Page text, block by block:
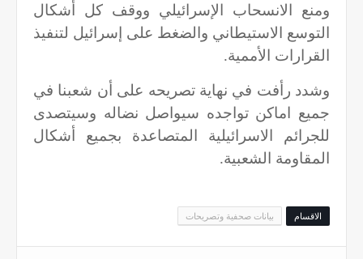
ومنع الانسحاب الإسرائيلي ووقف كل أشكال
التوسع الاستيطاني والضغط على إسرائيل لتنفيذ
القرارات الأممية.
وشدد رأفت في نهاية تصريحه على أن شعبنا في
جميع اماكن تواجده سيواصل نضاله وسيتصدى
للجرائم الاسرائيلية المتصاعدة بجميع أشكال
المقاومة الشعبية.
الاقسام بيانات صحفية وتصريحات